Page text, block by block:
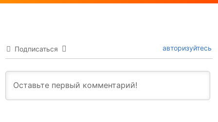
Подписаться авторизуйтесь